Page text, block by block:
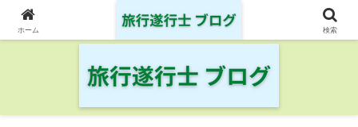
日本の鉄道・空港を制覇した旅行遂行士の旅の記録
ホーム 検索